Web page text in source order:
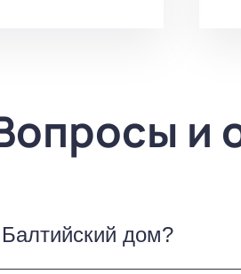
и
дом?